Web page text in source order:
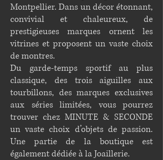
Montpellier. Dans un décor étonnant,
convivial et chaleureux, de
prestigieuses marques ornent les
vitrines et proposent un vaste choix
de montres.
Du garde-temps sportif au plus
classique, des trois aiguilles aux
tourbillons, des marques exclusives
aux séries limitées, vous pourrez
trouver chez MINUTE & SECONDE
un vaste choix d’objets de passion.
Une partie de la boutique est
également dédiée à la Joaillerie.